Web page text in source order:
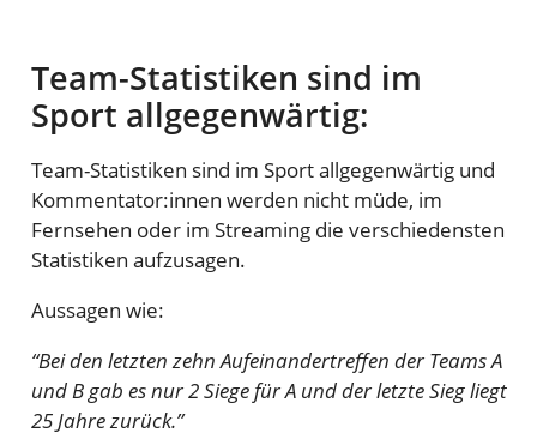
Team-Statistiken sind im
Sport allgegenwärtig:
Team-Statistiken sind im Sport allgegenwärtig und
Kommentator:innen werden nicht müde, im
Fernsehen oder im Streaming die verschiedensten
Statistiken aufzusagen.
Aussagen wie:
“Bei den letzten zehn Aufeinandertreffen der Teams A
und B gab es nur 2 Siege für A und der letzte Sieg liegt
25 Jahre zurück.”